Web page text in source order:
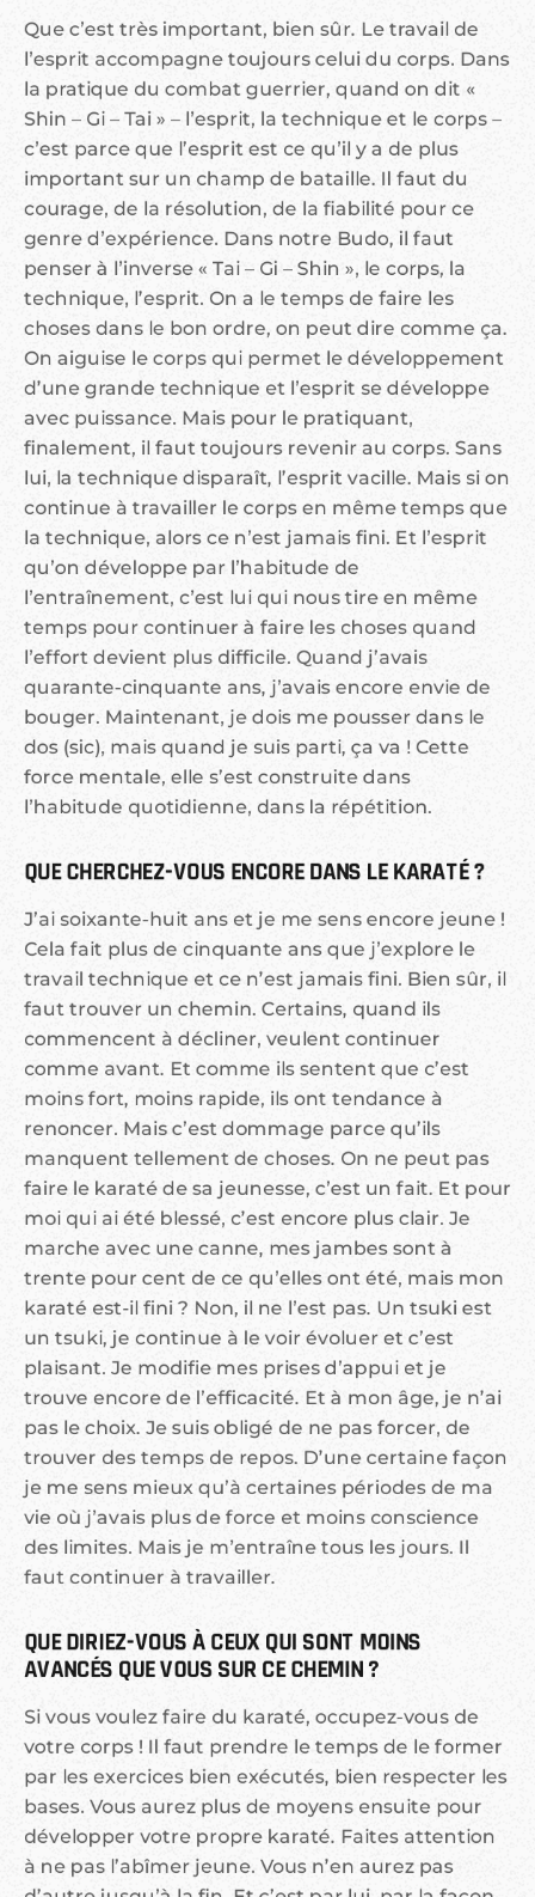
Que c’est très important, bien sûr. Le travail de
l’esprit accompagne toujours celui du corps. Dans
la pratique du combat guerrier, quand on dit «
Shin – Gi – Tai » – l’esprit, la technique et le corps –
c’est parce que l’esprit est ce qu’il y a de plus
important sur un champ de bataille. Il faut du
courage, de la résolution, de la fiabilité pour ce
genre d’expérience. Dans notre Budo, il faut
penser à l’inverse « Tai – Gi – Shin », le corps, la
technique, l’esprit. On a le temps de faire les
choses dans le bon ordre, on peut dire comme ça.
On aiguise le corps qui permet le développement
d’une grande technique et l’esprit se développe
avec puissance. Mais pour le pratiquant,
finalement, il faut toujours revenir au corps. Sans
lui, la technique disparaît, l’esprit vacille. Mais si on
continue à travailler le corps en même temps que
la technique, alors ce n’est jamais fini. Et l’esprit
qu’on développe par l’habitude de
l’entraînement, c’est lui qui nous tire en même
temps pour continuer à faire les choses quand
l’effort devient plus difficile. Quand j’avais
quarante-cinquante ans, j’avais encore envie de
bouger. Maintenant, je dois me pousser dans le
dos (sic), mais quand je suis parti, ça va ! Cette
force mentale, elle s’est construite dans
l’habitude quotidienne, dans la répétition.
QUE CHERCHEZ-VOUS ENCORE DANS LE KARATÉ ?
J’ai soixante-huit ans et je me sens encore jeune !
Cela fait plus de cinquante ans que j’explore le
travail technique et ce n’est jamais fini. Bien sûr, il
faut trouver un chemin. Certains, quand ils
commencent à décliner, veulent continuer
comme avant. Et comme ils sentent que c’est
moins fort, moins rapide, ils ont tendance à
renoncer. Mais c’est dommage parce qu’ils
manquent tellement de choses. On ne peut pas
faire le karaté de sa jeunesse, c’est un fait. Et pour
moi qui ai été blessé, c’est encore plus clair. Je
marche avec une canne, mes jambes sont à
trente pour cent de ce qu’elles ont été, mais mon
karaté est-il fini ? Non, il ne l’est pas. Un tsuki est
un tsuki, je continue à le voir évoluer et c’est
plaisant. Je modifie mes prises d’appui et je
trouve encore de l’efficacité. Et à mon âge, je n’ai
pas le choix. Je suis obligé de ne pas forcer, de
trouver des temps de repos. D’une certaine façon
je me sens mieux qu’à certaines périodes de ma
vie où j’avais plus de force et moins conscience
des limites. Mais je m’entraîne tous les jours. Il
faut continuer à travailler.
QUE DIRIEZ-VOUS À CEUX QUI SONT MOINS
AVANCÉS QUE VOUS SUR CE CHEMIN ?
Si vous voulez faire du karaté, occupez-vous de
votre corps ! Il faut prendre le temps de le former
par les exercices bien exécutés, bien respecter les
bases. Vous aurez plus de moyens ensuite pour
développer votre propre karaté. Faites attention
à ne pas l’abîmer jeune. Vous n’en aurez pas